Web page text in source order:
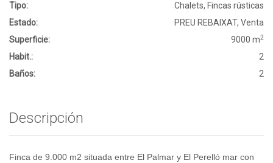
Tipo:
Chalets, Fincas rústicas
Estado:
PREU REBAIXAT, Venta
Superficie:
9000 m2
Habit.:
2
Baños:
2
Descripción
Finca de 9.000 m2 situada entre El Palmar y El Perelló mar con